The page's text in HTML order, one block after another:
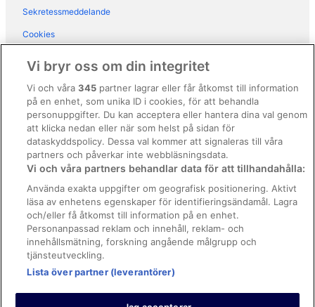
Hotell i Mambal
Hotell i Padangsambian Klod
Hotell i Pecatu
Hotell i Seminyak
Hotell i Uluwatu
Hotell i Ungasan
Hotell i Kartika Plaza
Hotell i Kuta Utara
Hotell i Padonan
Hotell i Petitenget
Hotell i Raya Kuta
Hotell i Sanur
Sekretessmeddelande
Cookies
Regler och villkor för Vrbo
Tillgänglighetsanpassning
Juridisk information/Kontakta oss
Riktlinjer för innehåll och anmäla innehåll
Hjälp
Kontakta oss
Avboka eller ändra din bokning
Boka ett flyg med flygbolagskredit
Återbetalningsprocess och tidslinjer
Vi bryr oss om din integritet
Vi och våra345 partner lagrar eller får åtkomst till information
på en enhet, som unika ID i cookies, för att behandla
personuppgifter. Du kan acceptera eller hantera dina val genom
att klicka nedan eller när som helst på sidan för
dataskyddspolicy. Dessa val kommer att signaleras till våra
partners och påverkar inte webbläsningsdata.
Vi och våra partners behandlar data för att tillhandahålla:
Använda exakta uppgifter om geografisk positionering. Aktivt
läsa av enhetens egenskaper för identifieringsändamål. Lagra
och/eller få åtkomst till information på en enhet.
Personanpassad reklam och innehåll, reklam- och
innehållsmätning, forskning angående målgrupp och
tjänsteutveckling.
Lista över partner (leverantörer)